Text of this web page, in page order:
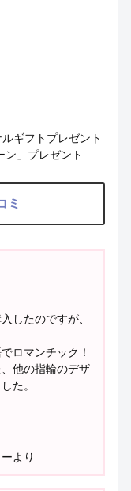
ギフトプレゼント
ン」プレゼント
ミ
したのですが、
ロマンチック！
他の指輪のデザ
た。
より